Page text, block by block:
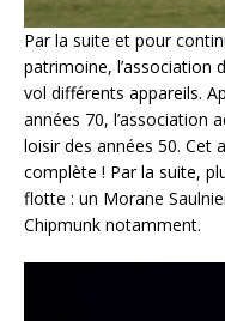
Par la suite et pour
patrimoine, l’association
vol différents appareils.
années 70, l’association
loisir des années 50. Cet
complète ! Par la suite,
flotte : un Morane
Chipmunk notamment.